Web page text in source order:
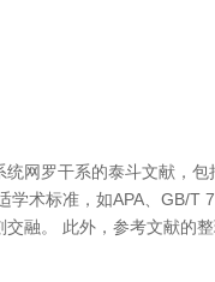
网罗干系的泰斗文献，
术标准，如APA、GB/T
融。 此外，参考文献的